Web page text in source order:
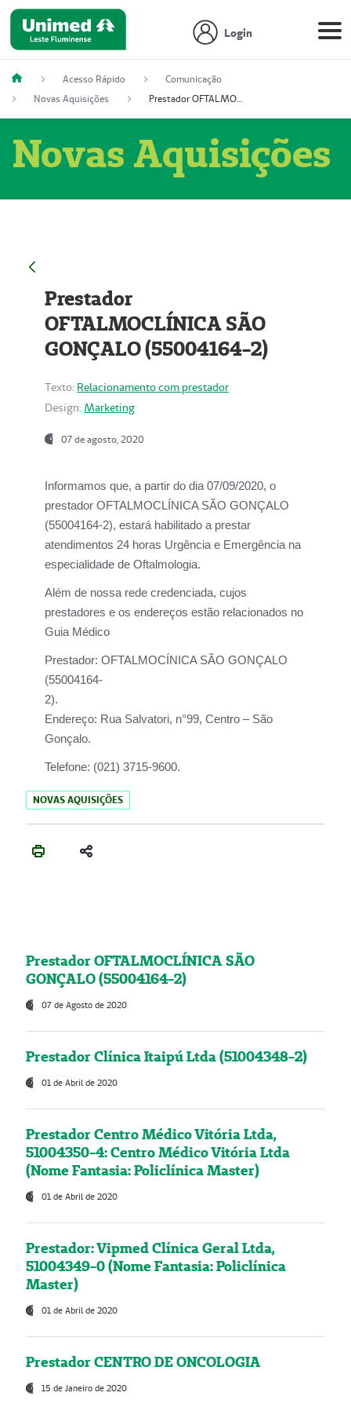
Login
Acesso Rápido
Comunicação
Novas Aquisições
Prestador OFTALMOCLÍNICA SÃO GONÇALO (55004164-2)
Novas Aquisições
Prestador
OFTALMOCLÍNICA SÃO
GONÇALO (55004164-2)
Texto: Relacionamento com prestador
Design: Marketing
07 de agosto, 2020
Informamos que, a partir do dia07/09/2020, o
prestador OFTALMOCLÍNICA SÃO GONÇALO
(55004164-2), estará habilitado a prestar
atendimentos 24 horas Urgência e Emergência na
especialidade de Oftalmologia.
Além de nossa rede credenciada, cujos
prestadores e os endereços estão relacionados no
Guia Médico
Prestador: OFTALMOCÍNICA SÃO GONÇALO
(55004164-
2).
Endereço: Rua Salvatori, n°99, Centro – São
Gonçalo.
Telefone: (021) 3715-9600.
NOVAS AQUISIÇÕES
Prestador OFTALMOCLÍNICA SÃO
GONÇALO (55004164-2)
07 de Agosto de 2020
Prestador Clínica Itaipú Ltda (51004348-2)
01 de Abril de 2020
Prestador Centro Médico Vitória Ltda,
51004350-4: Centro Médico Vitória Ltda
(Nome Fantasia: Policlínica Master)
01 de Abril de 2020
Prestador: Vipmed Clínica Geral Ltda,
51004349-0 (Nome Fantasia: Policlínica
Master)
01 de Abril de 2020
Prestador CENTRO DE ONCOLOGIA
15 de Janeiro de 2020